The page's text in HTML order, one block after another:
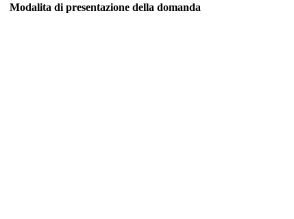
Modalita di presentazione della domanda